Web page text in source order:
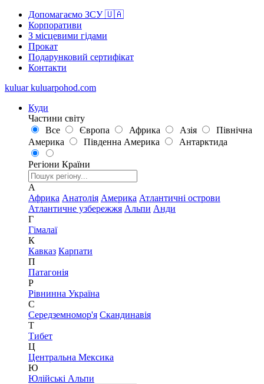
Допомагаємо ЗСУ 🇺🇦
Корпоративи
З місцевими гідами
Прокат
Подарунковий сертифікат
Контакти
kuluar kuluarpohod.com
Куди
Частини світу
Все
Європа Африка Азія
Північна
Америка
Південна Америка Антарктида
Регіони Країни
А
Африка Анатолія Америка Атлантичні острови
Атлантичне узбережжя Альпи Анди
Г
Гімалаї
К
Кавказ Карпати
П
Патагонія
Р
Рівнинна Україна
С
Середземномор'я Скандинавія
Т
Тибет
Ц
Центральна Мексика
Ю
Юлійські Альпи